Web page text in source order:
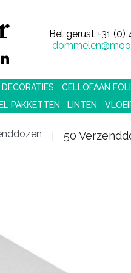
Bel gerust +31
DECORATIES CELLOFAAN
PAKKETTEN LINTEN
50